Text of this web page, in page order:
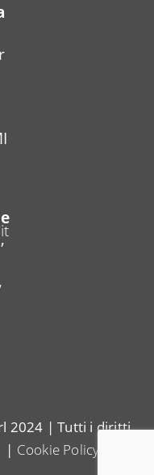
2024 | Tutti i diritti
Cookie Policy